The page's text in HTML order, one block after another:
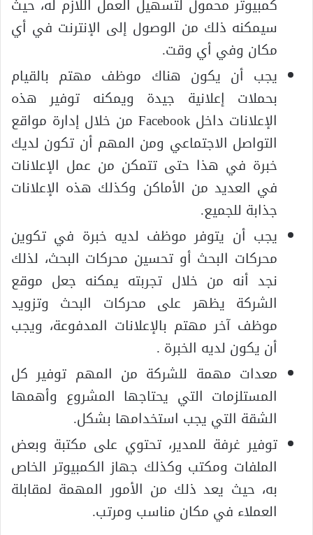
كمبيوتر محمول لتسهيل العمل اللازم له، حيث
سيمكنه ذلك من الوصول إلى الإنترنت في أي
مكان وفي أي وقت.
يجب أن يكون هناك موظف مهتم بالقيام
بحملات إعلانية جيدة ويمكنه توفير هذه
الإعلانات داخل Facebook من خلال إدارة مواقع
التواصل الاجتماعي ومن المهم أن تكون لديك
خبرة في هذا حتى تتمكن من عمل الإعلانات
في العديد من الأماكن وكذلك هذه الإعلانات
جذابة للجميع.
يجب أن يتوفر موظف لديه خبرة في تكوين
محركات البحث أو تحسين محركات البحث، لذلك
نجد أنه من خلال تجربته يمكنه جعل موقع
الشركة يظهر على محركات البحث وتزويد
موظف آخر مهتم بالإعلانات المدفوعة، ويجب
أن يكون لديه الخبرة .
معدات مهمة للشركة من المهم توفير كل
المستلزمات التي يحتاجها المشروع وأهمها
الشقة التي يجب استخدامها بشكل.
توفير غرفة للمدير، تحتوي على مكتبة وبعض
الملفات ومكتب وكذلك جهاز الكمبيوتر الخاص
به، حيث يعد ذلك من الأمور المهمة لمقابلة
العملاء في مكان مناسب ومرتب.